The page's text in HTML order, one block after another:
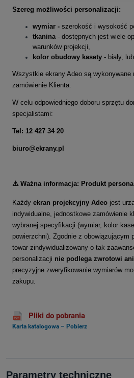
Szereg możliwości personalizacji:
wymiar - szerokość i wysokość
tkanina- dostępnych jest wiele
warunków projekcji,
kolor obudowy kasety - biały,
Wszystkie ekrany Adeo są wykonywane
zamówienie Klienta.
W celu odpowiedniego doboru sprzętu
specjalistami:
Tel: 12 427 34 20
biuro@ekrany.pl
⚠️ Ważna informacja: Produkt
Każdy ekran projekcyjny Adeo jest
indywidualne, jednostkowe zamówienie
wybranej specyfikacji (wymiar, kolor
powierzchni). Zgodnie z obowiązującym
towar zindywidualizowany o tak
personalizacji nie podlega zwrotowi
precyzyjne zweryfikowanie wymiarów
zakupu.
Pliki do pobrania
Karta katalogowa – Pobierz
Parametry techniczne